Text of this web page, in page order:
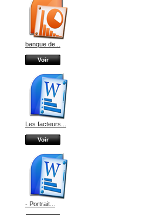
banque de...
Voir
Les facteurs...
Voir
- Portrait...